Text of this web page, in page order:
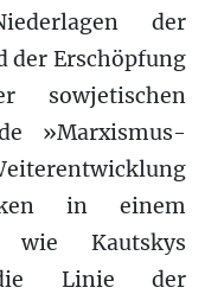
der
der Erschöpfung
sowjetischen
»Marxismus-
in einem
wie Kautskys
Linie der